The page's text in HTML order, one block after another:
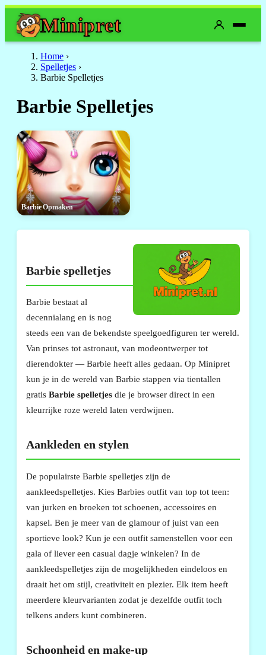
Minipret
Home ›
Spelletjes ›
Barbie Spelletjes
Barbie Spelletjes
Barbie Opmaken
Barbie spelletjes
Barbie bestaat al
decennialang en is nog
steeds een van de bekendste speelgoedfiguren ter wereld.
Van prinses tot astronaut, van modeontwerper tot
dierendokter — Barbie heeft alles gedaan. Op Minipret
kun je in de wereld van Barbie stappen via tientallen
gratis Barbie spelletjes die je browser direct in een
kleurrijke roze wereld laten verdwijnen.
Aankleden en stylen
De populairste Barbie spelletjes zijn de
aankleedspelletjes. Kies Barbies outfit van top tot teen:
van jurken en broeken tot schoenen, accessoires en
kapsel. Ben je meer van de glamour of juist van een
sportieve look? Kun je een outfit samenstellen voor een
gala of liever een casual dagje winkelen? In de
aankleedspelletjes zijn de mogelijkheden eindeloos en
draait het om stijl, creativiteit en plezier. Elk item heeft
meerdere kleurvarianten zodat je dezelfde outfit toch
telkens anders kunt combineren.
Schoonheid en make-up